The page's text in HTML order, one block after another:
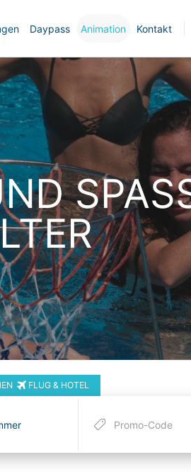
Daypass Animation Kontakt
FLUG & HOTEL